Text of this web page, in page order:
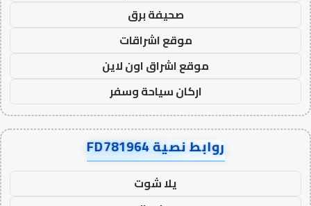
صحيفة برق
موقع اشراقات
موقع اشراق اون لاين
اركان سياحة وسفر
روابط نصية FD781964
يلا شوت